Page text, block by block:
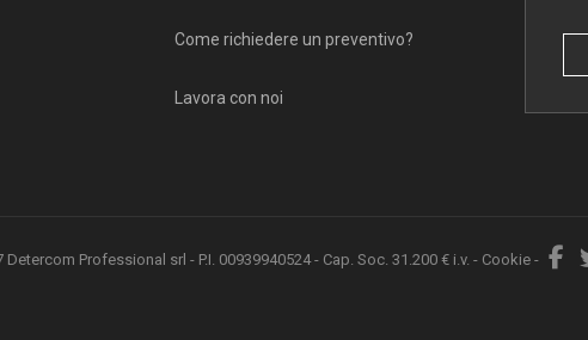
Come richiedere un preventivo?
Lavora con noi
Professional srl - P.I. 00939940524 - Cap. Soc. 31.200 € i.v. - Cookie -